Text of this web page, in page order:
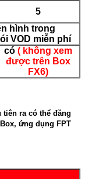
5
hình trong
VOD miễn phí
có ( không xem
được trên Box
FX6)
ra có thể đăng
ứng dụng FPT